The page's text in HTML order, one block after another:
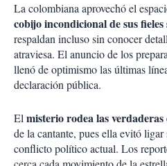
La colombiana aprovechó el
cobijo incondicional de sus
respaldan incluso sin conocer
atraviesa. El anuncio de los
llenó de optimismo las últimas
declaración pública.
Elmisterio rodea las verdaderas
de la cantante, pues ella evitó
conflicto político actual. Los